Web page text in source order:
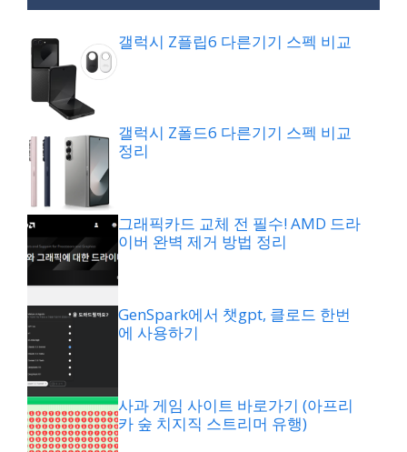
갤럭시 Z플립6 다른기기 스펙 비교
갤럭시 Z폴드6 다른기기 스펙 비교
정리
그래픽카드 교체 전 필수! AMD 드라
이버 완벽 제거 방법 정리
GenSpark에서 챗gpt, 클로드 한번
에 사용하기
사과 게임 사이트 바로가기 (아프리
카 숲 치지직 스트리머 유행)